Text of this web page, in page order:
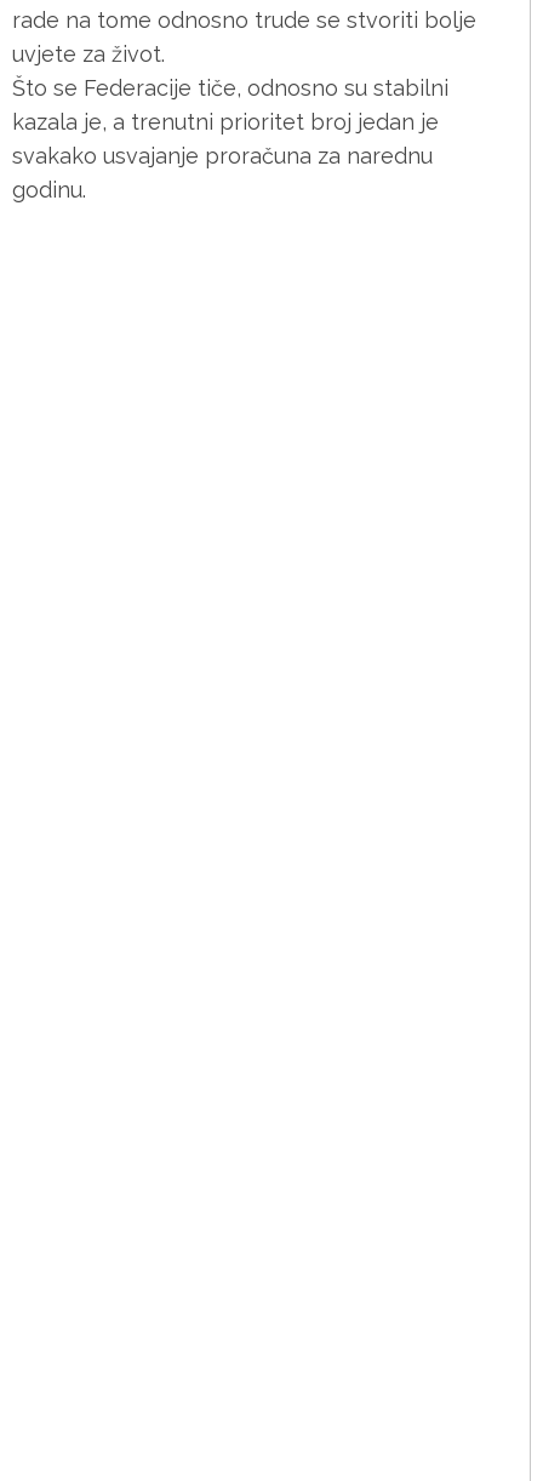
rade na tome odnosno trude se stvoriti bolje
uvjete za život.
Što se Federacije tiče, odnosno su stabilni
kazala je, a trenutni prioritet broj jedan je
svakako usvajanje proračuna za narednu
godinu.